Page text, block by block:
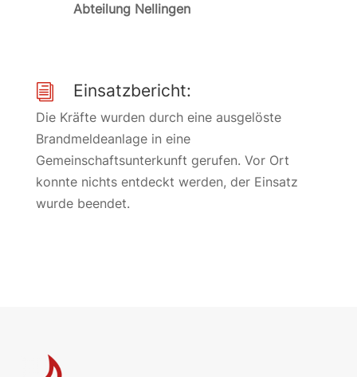
Abteilung Nellingen
i Einsatzbericht:
Die Kräfte wurden durch eine ausgelöste
Brandmeldeanlage in eine
Gemeinschaftsunterkunft gerufen. Vor Ort
konnte nichts entdeckt werden, der Einsatz
wurde beendet.